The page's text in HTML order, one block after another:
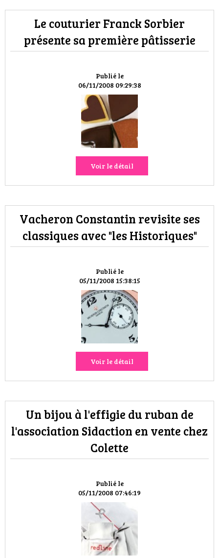
MODE DE RUE
JEUNES CRÉATEURS
HISTOIRE DES MARQUES
DÉCO
VOYAGES & LOISIRS
Publié le
06/11/2008 09:29:38
Le couturier Franck Sorbier
présente sa première pâtisserie
Voir le détail
Publié le
05/11/2008 15:38:15
Vacheron Constantin revisite ses
classiques avec "les Historiques"
Voir le détail
Publié le
05/11/2008 07:46:19
Un bijou à l'effigie du ruban de
l'association Sidaction en vente chez
Colette